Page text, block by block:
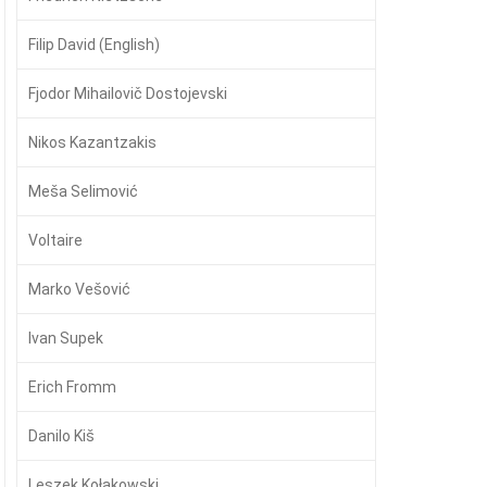
Filip David (English)
Fjodor Mihailovič Dostojevski
Nikos Kazantzakis
Meša Selimović
Voltaire
Marko Vešović
Ivan Supek
Erich Fromm
Danilo Kiš